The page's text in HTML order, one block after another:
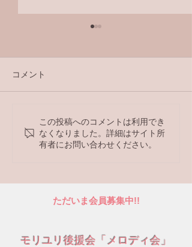
【ラジオ番組】アンケー
トへの回答はこちら
コメント
この投稿へのコメントは利用でき
なくなりました。詳細はサイト所
有者にお問い合わせください。
ただいま会員募集中!!
モリユリ後援会「メロディ会」